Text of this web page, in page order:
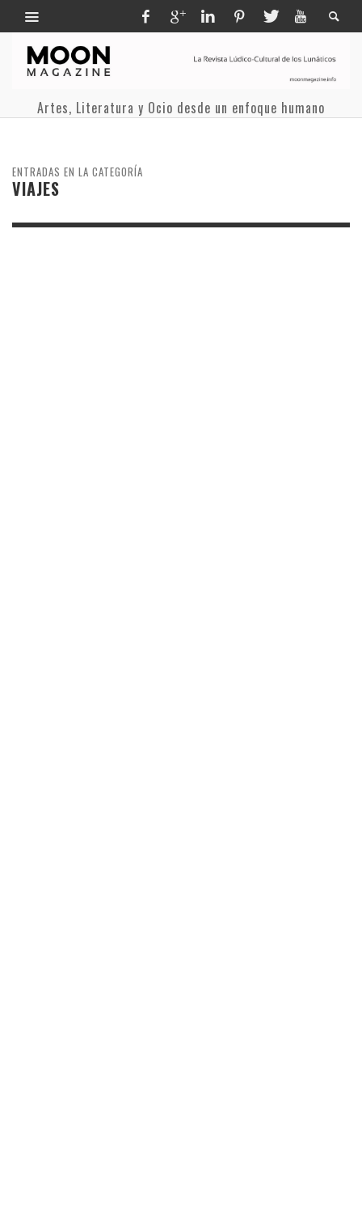
Artes, Literatura y Ocio desde un enfoque humano
ENTRADAS EN LA CATEGORÍA
VIAJES